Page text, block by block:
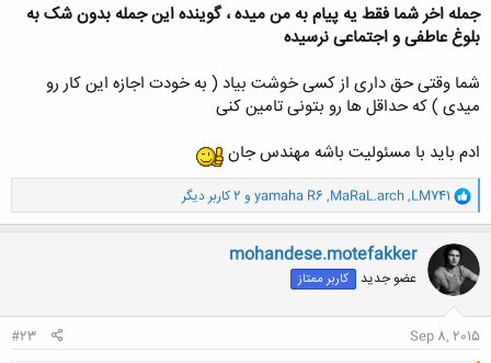
جمله اخر شما فقط یه پیام به من میده ، گوینده این جمله بدون شک به
بلوغ عاطفی و اجتماعی نرسیده
شما وقتی حق داری از کسی خوشت بیاد ( به خودت اجازه این کار رو
میدی ) که حداقل ها رو بتونی تامین کنی
ادم باید با مسئولیت باشه مهندس جان
و
ا
ک
ن
ش
ه
ا
LM741
,
MaRaL.arch
,
yamaha R6 و 2 کاربر دیگر
mohandese.motefakker
عضو جدید کاربر ممتاز
Sep 8, 2015
#23